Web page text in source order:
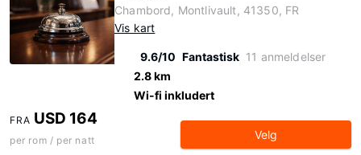
Chambord, Montlivault, 41350, FR
Vis kart
9.6/10 Fantastisk 11 anmeldelser
2.8 km
Wi-fi inkludert
FRA USD 164
per rom / per natt Velg